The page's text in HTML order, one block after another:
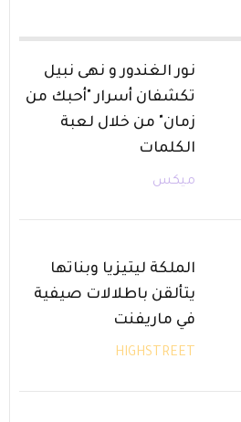
نور الغندور و نهى نبيل
تكشفان أسرار "أحبك من
زمان" من خلال لعبة
الكلمات
ميكس
الملكة ليتيزيا وبناتها
يتألقن باطلالات صيفية
في ماريفنت
HIGHSTREET